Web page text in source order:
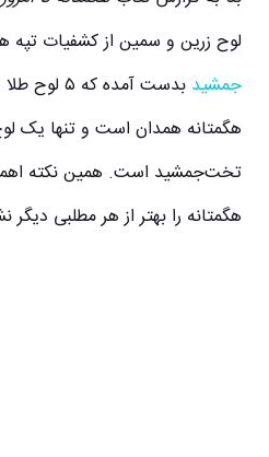
لوح زرین و سمین از کشفیات تپه
جمشید
بدست آمده
هگمتانه همدان است و تنها یک
تخت‌جمشید است. همین نکته
هگمتانه را بهتر از هر مطلبی